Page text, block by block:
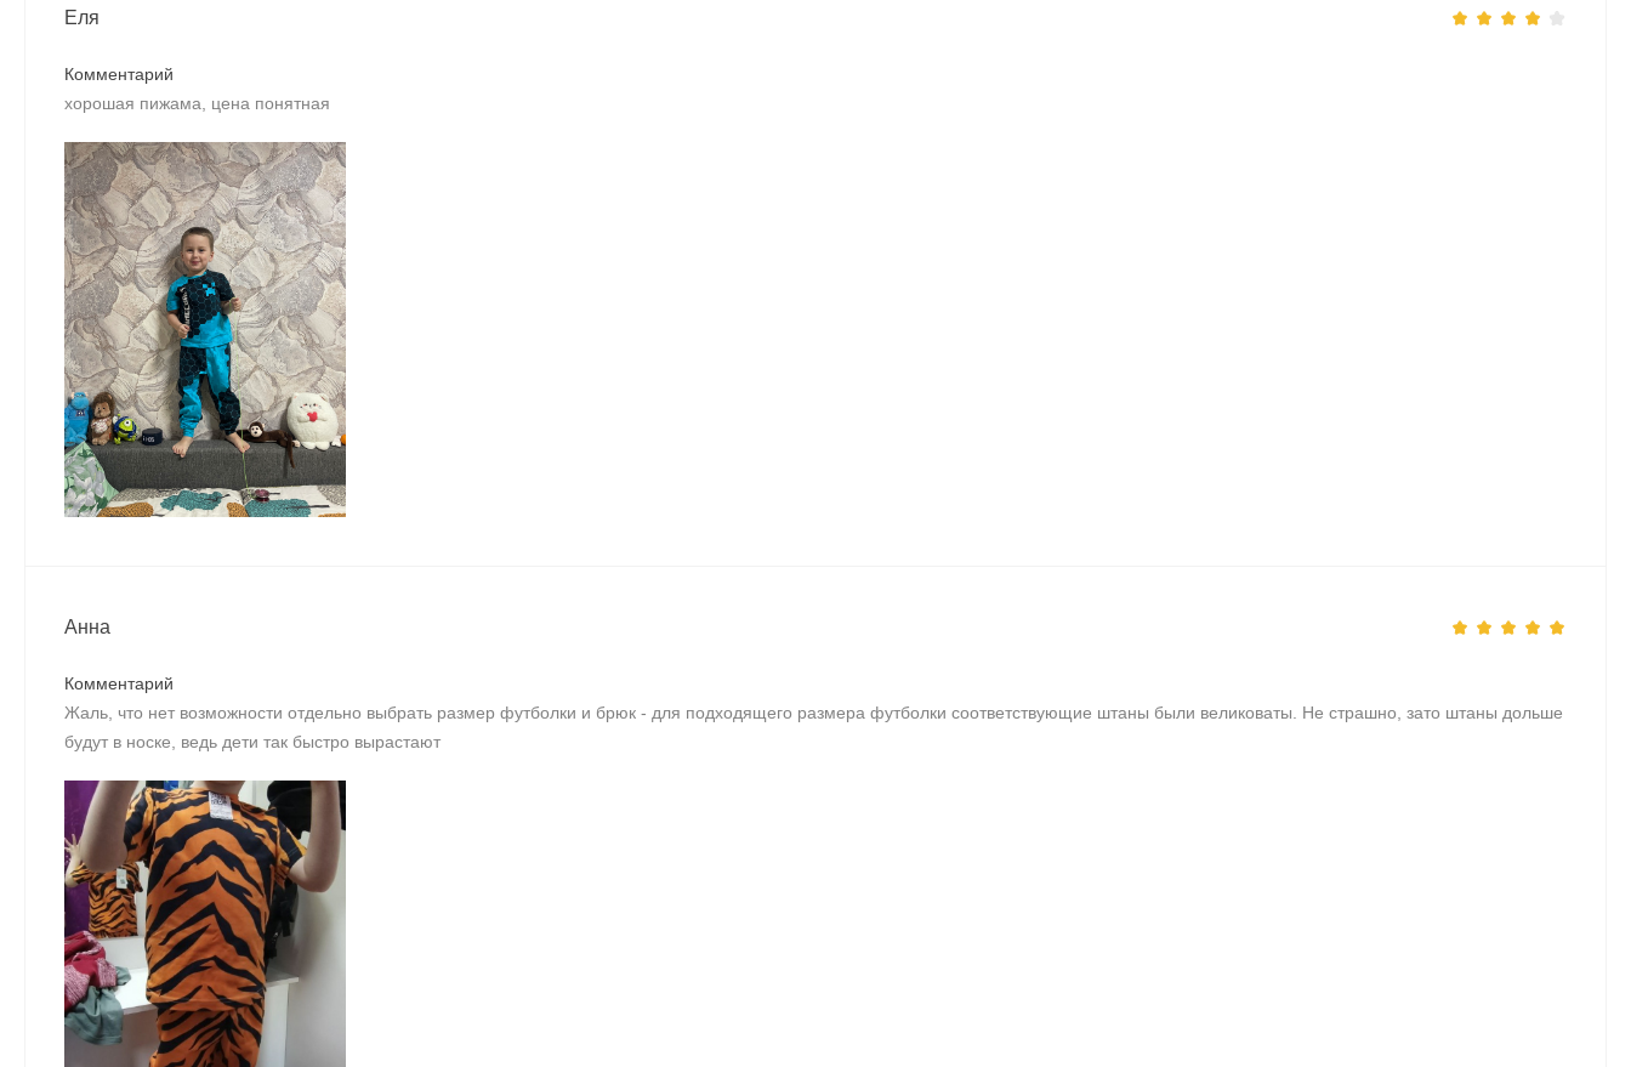
Еля
Комментарий
хорошая пижама, цена понятная
Анна
Комментарий
Жаль, что нет возможности отдельно выбрать размер футболки и брюк - для подходящего размера футболки соответствующие штаны были великоваты. Не страшно, зато штаны дольше
будут в носке, ведь дети так быстро вырастают